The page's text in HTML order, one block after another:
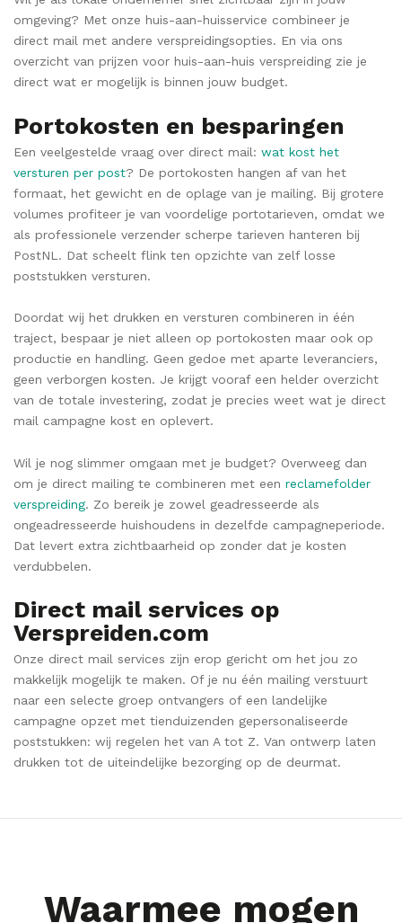
omgeving? Met onze huis-aan-huisservice combineer je
direct mail met andere verspreidingsopties. En via ons
overzicht van prijzen voor huis-aan-huis verspreiding zie je
direct wat er mogelijk is binnen jouw budget.
Portokosten en besparingen
Een veelgestelde vraag over direct mail: wat kost het
versturen per post? De portokosten hangen af van het
formaat, het gewicht en de oplage van je mailing. Bij grotere
volumes profiteer je van voordelige portotarieven, omdat we
als professionele verzender scherpe tarieven hanteren bij
PostNL. Dat scheelt flink ten opzichte van zelf losse
poststukken versturen.
Doordat wij het drukken en versturen combineren in één
traject, bespaar je niet alleen op portokosten maar ook op
productie en handling. Geen gedoe met aparte leveranciers,
geen verborgen kosten. Je krijgt vooraf een helder overzicht
van de totale investering, zodat je precies weet wat je direct
mail campagne kost en oplevert.
Wil je nog slimmer omgaan met je budget? Overweeg dan
om je direct mailing te combineren met een reclamefolder
verspreiding. Zo bereik je zowel geadresseerde als
ongeadresseerde huishoudens in dezelfde campagneperiode.
Dat levert extra zichtbaarheid op zonder dat je kosten
verdubbelen.
Direct mail services op
Verspreiden.com
Onze direct mail services zijn erop gericht om het jou zo
makkelijk mogelijk te maken. Of je nu één mailing verstuurt
naar een selecte groep ontvangers of een landelijke
campagne opzet met tienduizenden gepersonaliseerde
poststukken: wij regelen het van A tot Z. Van ontwerp laten
drukken tot de uiteindelijke bezorging op de deurmat.
Waarmee mogen